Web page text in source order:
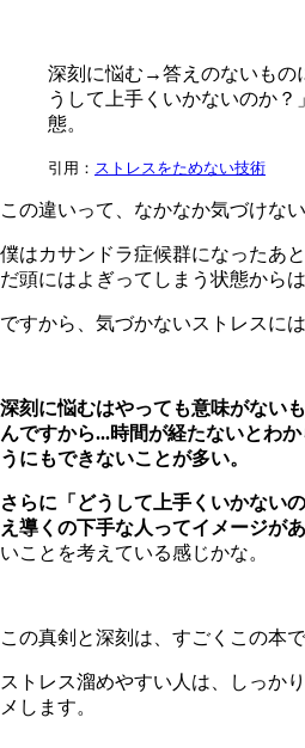
深刻に悩む→答えのないもの
うして上手くいかないのか？
態。
引用： ストレスをためない技術
この違いって、なかなか気づけない
僕はカサンドラ症候群になったあ
だ頭にはよぎってしまう状態から
ですから、気づかないストレスに
深刻に悩むはやっても意味がない
んですから...時間が経たないとわ
うにもできないことが多い。
さらに「どうして上手くいかない
え導くの下手な人ってイメージがあ
いことを考えている感じかな。
この真剣と深刻は、すごくこの本
ストレス溜めやすい人は、しっか
メします。